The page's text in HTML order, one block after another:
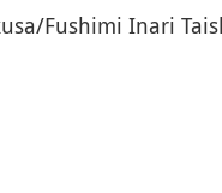
Fushimi Inari